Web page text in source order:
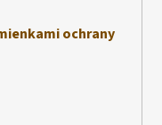
ochrany